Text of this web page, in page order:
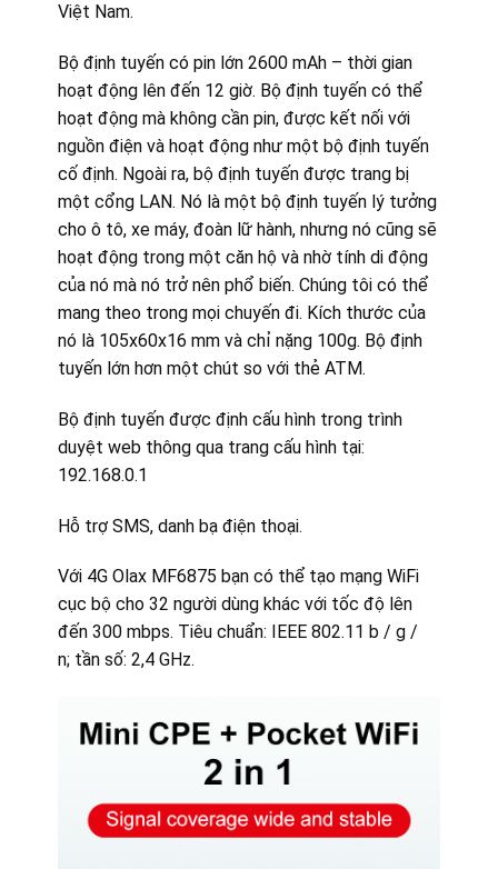
Việt Nam.
Bộ định tuyến có pin lớn 2600 mAh – thời gian
hoạt động lên đến 12 giờ. Bộ định tuyến có thể
hoạt động mà không cần pin, được kết nối với
nguồn điện và hoạt động như một bộ định tuyến
cố định. Ngoài ra, bộ định tuyến được trang bị
một cổng LAN. Nó là một bộ định tuyến lý tưởng
cho ô tô, xe máy, đoàn lữ hành, nhưng nó cũng sẽ
hoạt động trong một căn hộ và nhờ tính di động
của nó mà nó trở nên phổ biến. Chúng tôi có thể
mang theo trong mọi chuyến đi. Kích thước của
nó là 105x60x16 mm và chỉ nặng 100g. Bộ định
tuyến lớn hơn một chút so với thẻ ATM.
Bộ định tuyến được định cấu hình trong trình
duyệt web thông qua trang cấu hình tại:
192.168.0.1
Hỗ trợ SMS, danh bạ điện thoại.
Với 4G Olax MF6875 bạn có thể tạo mạng WiFi
cục bộ cho 32 người dùng khác với tốc độ lên
đến 300 mbps. Tiêu chuẩn: IEEE 802.11 b / g /
n; tần số: 2,4 GHz.